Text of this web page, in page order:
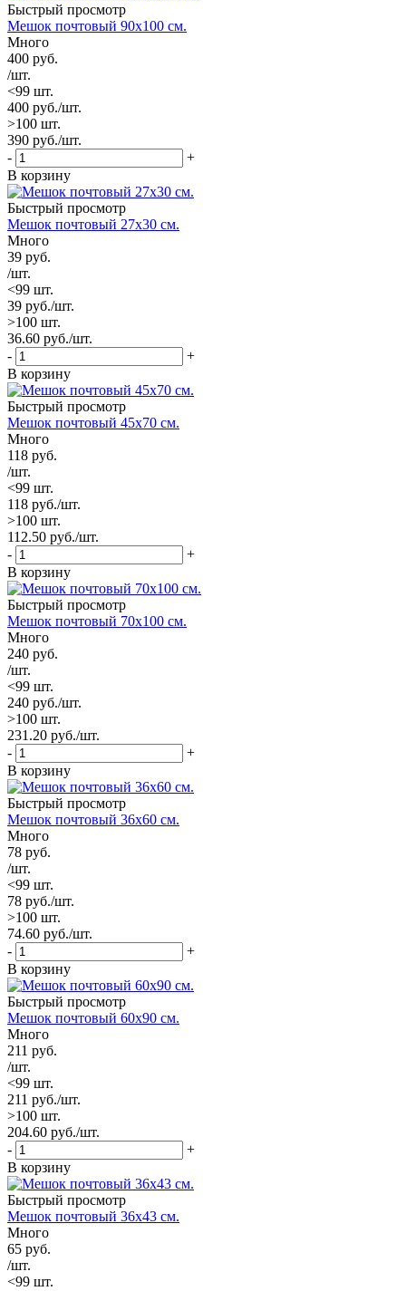
Быстрый просмотр
Мешок почтовый 90х100 см.
Много
400 руб.
/шт.
<99 шт.
400 руб./шт.
>100 шт.
390 руб./шт.
-
+
В корзину
Быстрый просмотр
Мешок почтовый 27х30 см.
Много
39 руб.
/шт.
<99 шт.
39 руб./шт.
>100 шт.
36.60 руб./шт.
-
+
В корзину
Быстрый просмотр
Мешок почтовый 45х70 см.
Много
118 руб.
/шт.
<99 шт.
118 руб./шт.
>100 шт.
112.50 руб./шт.
-
+
В корзину
Быстрый просмотр
Мешок почтовый 70х100 см.
Много
240 руб.
/шт.
<99 шт.
240 руб./шт.
>100 шт.
231.20 руб./шт.
-
+
В корзину
Быстрый просмотр
Мешок почтовый 36х60 см.
Много
78 руб.
/шт.
<99 шт.
78 руб./шт.
>100 шт.
74.60 руб./шт.
-
+
В корзину
Быстрый просмотр
Мешок почтовый 60х90 см.
Много
211 руб.
/шт.
<99 шт.
211 руб./шт.
>100 шт.
204.60 руб./шт.
-
+
В корзину
Быстрый просмотр
Мешок почтовый 36х43 см.
Много
65 руб.
/шт.
<99 шт.